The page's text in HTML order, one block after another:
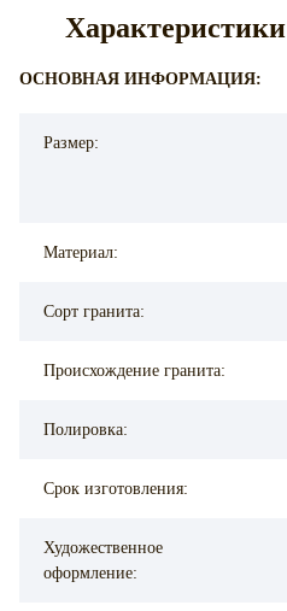
Характеристики
ОСНОВНАЯ ИНФОРМАЦИЯ:
Размер:
Материал:
Сорт гранита:
Происхождение гранита:
Полировка:
Срок изготовления:
Художественное
оформление: